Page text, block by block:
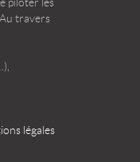
travers
légales